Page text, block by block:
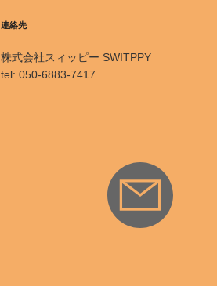
連絡先
株式会社スィッピー SWITPPY
tel: 050-6883-7417